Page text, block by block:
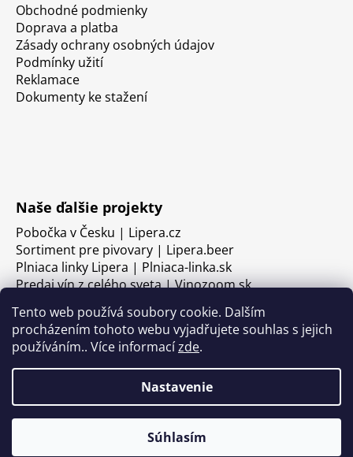
Tento web používá soubory cookie. Dalším
procházením tohoto webu vyjadřujete souhlas s jejich
používáním.. Více informacízde.
Nastavenie
Súhlasím
Obchodné podmienky
Doprava a platba
Zásady ochrany osobných údajov
Podmínky užití
Reklamace
Dokumenty ke stažení
Naše ďalšie projekty
Pobočka v Česku | Lipera.cz
Sortiment pre pivovary | Lipera.beer
Plniaca linky Lipera | Plniaca-linka.sk
Predaj vín z celého sveta | Vinozoom.sk
Vytvoril Shoptet